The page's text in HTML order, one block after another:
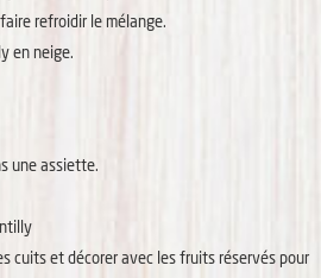
refroidir le mélange.
en neige.
une assiette.
cuits et décorer avec les fruits réservés pour